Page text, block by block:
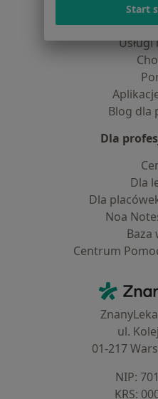
Pytania i
Usługi
Blog dla
Dla
Dla
Dla
Noa
Baza
Centrum
ul.
01-217
NIP:
KRS:
Start